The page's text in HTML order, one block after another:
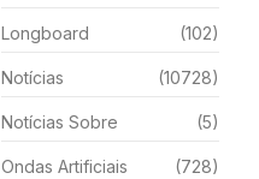
Longboard (102)
Notícias (10728)
Notícias Sobre (5)
Ondas Artificiais (728)